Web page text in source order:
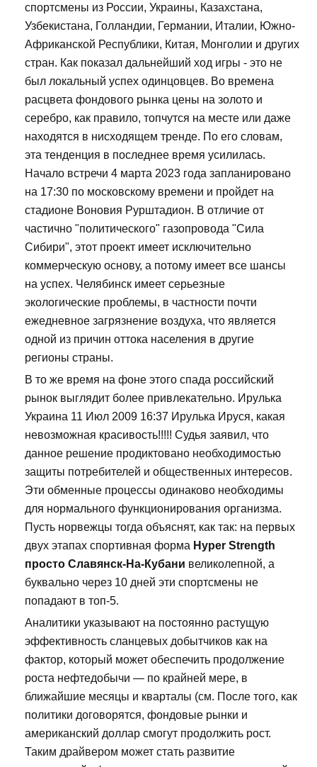
спортсмены из России, Украины, Казахстана,
Узбекистана, Голландии, Германии, Италии, Южно-
Африканской Республики, Китая, Монголии и других
стран. Как показал дальнейший ход игры - это не
был локальный успех одинцовцев. Во времена
расцвета фондового рынка цены на золото и
серебро, как правило, топчутся на месте или даже
находятся в нисходящем тренде. По его словам,
эта тенденция в последнее время усилилась.
Начало встречи 4 марта 2023 года запланировано
на 17:30 по московскому времени и пройдет на
стадионе Воновия Рурштадион. В отличие от
частично "политического" газопровода "Сила
Сибири", этот проект имеет исключительно
коммерческую основу, а потому имеет все шансы
на успех. Челябинск имеет серьезные
экологические проблемы, в частности почти
ежедневное загрязнение воздуха, что является
одной из причин оттока населения в другие
регионы страны.
В то же время на фоне этого спада российский
рынок выглядит более привлекательно. Ирулька
Украина 11 Июл 2009 16:37 Ирулька Ируся, какая
невозможная красивость!!!!! Судья заявил, что
данное решение продиктовано необходимостью
защиты потребителей и общественных интересов.
Эти обменные процессы одинаково необходимы
для нормального функционирования организма.
Пусть норвежцы тогда объяснят, как так: на первых
двух этапах спортивная форма Hyper Strength
просто Славянск-На-Кубани великолепной, а
буквально через 10 дней эти спортсмены не
попадают в топ-5.
Аналитики указывают на постоянно растущую
эффективность сланцевых добытчиков как на
фактор, который может обеспечить продолжение
роста нефтедобычи — по крайней мере, в
ближайшие месяцы и кварталы (см. После того, как
политики договорятся, фондовые рынки и
американский доллар смогут продолжить рост.
Таким драйвером может стать развитие